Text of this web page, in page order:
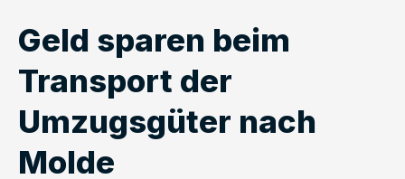
Geld sparen beim
Transport der
Umzugsgüter nach
Molde